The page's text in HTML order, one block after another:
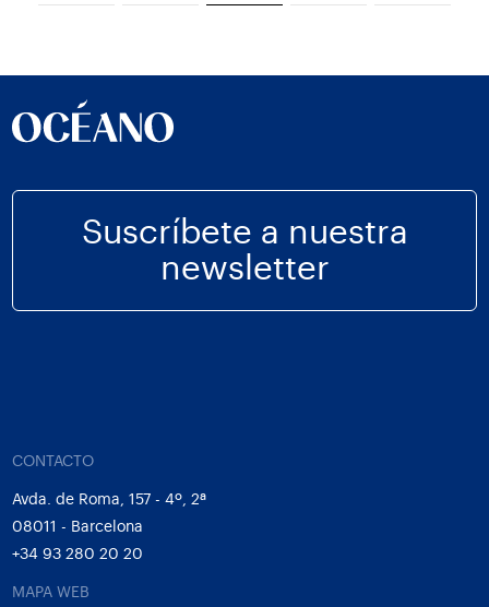
Suscríbete a nuestra
newsletter
CONTACTO
Avda. de Roma, 157 - 4º, 2ª
08011 - Barcelona
+34 93 280 20 20
MAPA WEB